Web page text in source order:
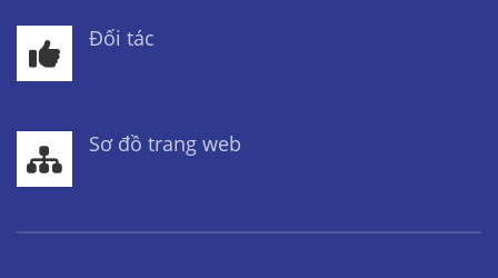
Đối tác
Sơ đồ trang web